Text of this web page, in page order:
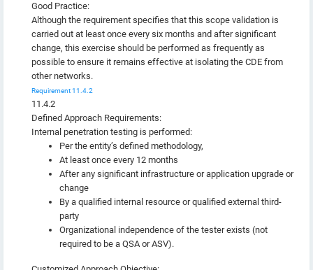
Good Practice:
Although the requirement specifies that this scope validation is
carried out at least once every six months and after significant
change, this exercise should be performed as frequently as
possible to ensure it remains effective at isolating the CDE from
other networks.
Requirement 11.4.2
11.4.2
Defined Approach Requirements:
Internal penetration testing is performed:
Per the entity’s defined methodology,
At least once every 12 months
After any significant infrastructure or application upgrade or
change
By a qualified internal resource or qualified external third-
party
Organizational independence of the tester exists (not
required to be a QSA or ASV).